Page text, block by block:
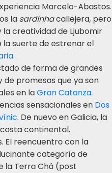
Marcelo-Abastos.
la sardinhacallejera, pero
la creatividad de Ljubomir
la suerte de estrenar el
.
de forma de grandes
de promesas que ya son
en laGran Catanza.
sensacionales en Dos
. De nuevo en Galicia, la
continental.
El reencuentro con la
categoría de
la Terra Chá (post